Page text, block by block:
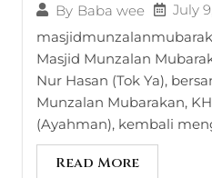
By Baba wee July
Masjid Munzalan
Nur Hasan (Tok Ya),
Munzalan Mubarakan,
(Ayahman), kembali
Read More